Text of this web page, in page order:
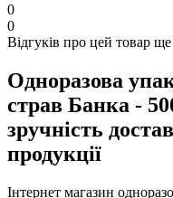
0
0
Відгуків про цей товар
Одноразова
страв Банка -
зручність
продукції
Інтернет магазин